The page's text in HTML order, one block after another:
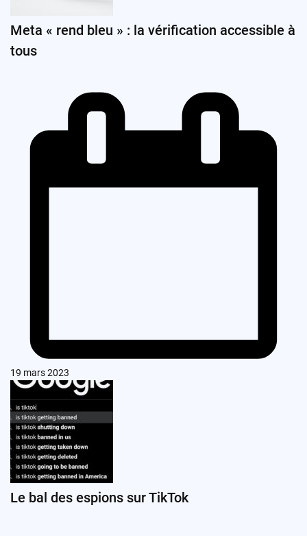
Meta « rend bleu » : la vérification accessible à
tous
19 mars 2023
Le bal des espions sur TikTok